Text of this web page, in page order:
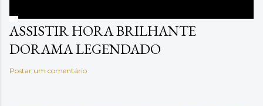
ASSISTIR HORA BRILHANTE
DORAMA LEGENDADO
Postar um comentário